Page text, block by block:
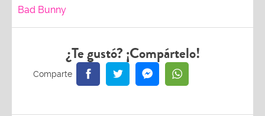
Bad Bunny
¿Te gustó? ¡Compártelo!